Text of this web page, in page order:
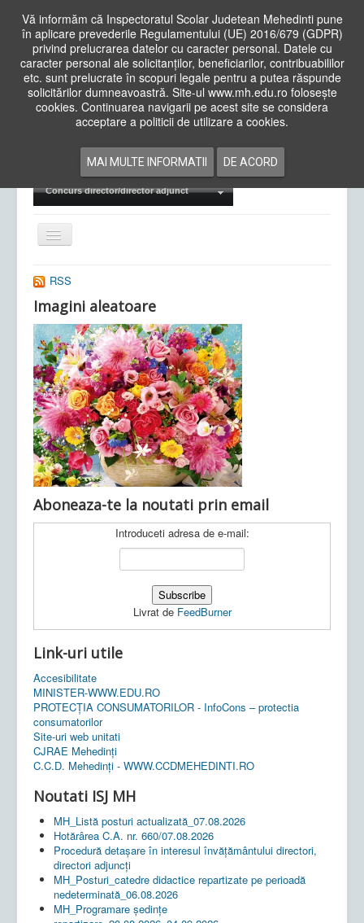
Vă informăm că Inspectoratul Scolar Judetean Mehedinti pune
în aplicare prevederile Regulamentului (UE) 2016/679 (GDPR)
privind prelucrarea datelor cu caracter personal. Datele cu
caracter personal ale solicitanților, beneficiarilor, contribuabililor
etc. sunt prelucrate în scopuri legale pentru a putea răspunde
solicitărilor dumneavoastră. Site-ul www.mh.edu.ro folosește
cookies. Continuarea navigarii pe acest site se considera
acceptare a politicii de utilizare a cookies.
MAI MULTE INFORMATII DE ACORD
Cauta
in
siteAcasa Cadre Didactice
Examene Naționale
Concurs director/director adjunct
Comută
navigarea
Ultimele articole: Vi, 04.11.2022 -Inspectoratul Școlar
Județean Mehedinți
RSS
Imagini aleatoare
Aboneaza-te la noutati prin email
Introduceti adresa de e-mail:
Livrat de FeedBurner
Link-uri utile
Accesibilitate
MINISTER-WWW.EDU.RO
PROTECȚIA CONSUMATORILOR - InfoCons – protectia
consumatorilor
Site-uri web unitati
CJRAE Mehedinți
C.C.D. Mehedinţi - WWW.CCDMEHEDINTI.RO
Noutati ISJ MH
MH_Listă posturi actualizată_07.08.2026
Hotărârea C.A. nr. 660/07.08.2026
Procedură detașare în interesul învățământului directori,
directori adjuncți
MH_Posturi_catedre didactice repartizate pe perioadă
nedeterminată_06.08.2026
MH_Programare ședințe